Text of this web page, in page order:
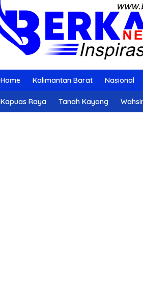
Home Kalimantan Barat Nasional
Kapuas Raya Tanah Kayong